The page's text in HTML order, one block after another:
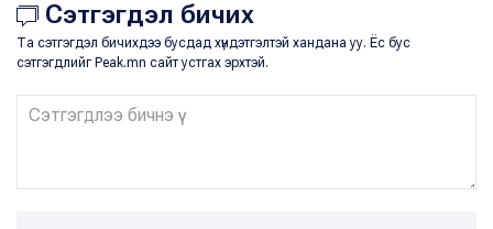
Сэтгэгдэл бичих
Та сэтгэгдэл бичихдээ бусдад хүндэтгэлтэй хандана уу. Ёс бус
сэтгэгдлийг Peak.mn сайт устгах эрхтэй.